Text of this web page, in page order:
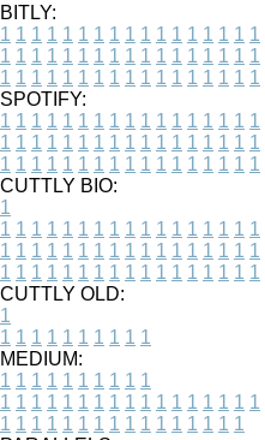
BITLY:
1 1 1 1 1 1 1 1 1 1 1 1 1 1 1 1 1
1 1 1 1 1 1 1 1 1 1 1 1 1 1 1 1 1
1 1 1 1 1 1 1 1 1 1 1 1 1 1 1 1 1
SPOTIFY:
1 1 1 1 1 1 1 1 1 1 1 1 1 1 1 1 1
1 1 1 1 1 1 1 1 1 1 1 1 1 1 1 1 1
1 1 1 1 1 1 1 1 1 1 1 1 1 1 1 1 1
CUTTLY BIO:
1
1 1 1 1 1 1 1 1 1 1 1 1 1 1 1 1 1
1 1 1 1 1 1 1 1 1 1 1 1 1 1 1 1 1
1 1 1 1 1 1 1 1 1 1 1 1 1 1 1 1 1
CUTTLY OLD:
1
1 1 1 1 1 1 1 1 1 1
MEDIUM:
1 1 1 1 1 1 1 1 1 1
1 1 1 1 1 1 1 1 1 1 1 1 1 1 1 1 1
1 1 1 1 1 1 1 1 1 1 1 1 1 1 1 1